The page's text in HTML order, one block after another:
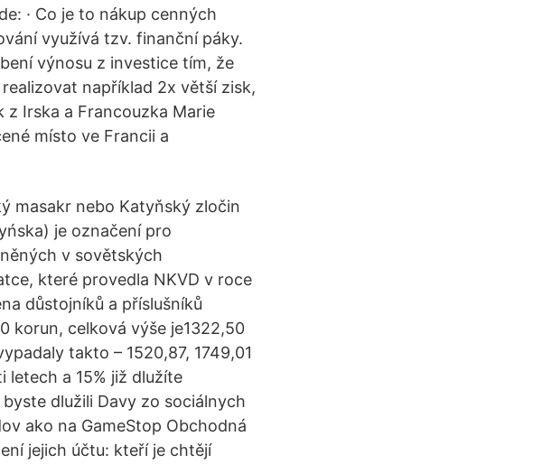
· Co je to nákup cenných
využívá tzv. finanční páky.
výnosu z investice tím, že
například 2x větší zisk,
z Irska a Francouzka Marie
místo ve Francii a
masakr nebo Katyňský zločin
je označení pro
v sovětských
které provedla NKVD v roce
důstojníků a příslušníků
korun, celková výše je1322,50
takto – 1520,87, 1749,01
letech a 15% již dlužíte
dlužili Davy zo sociálnych
ako na GameStop Obchodná
jejich účtu: kteří je chtějí